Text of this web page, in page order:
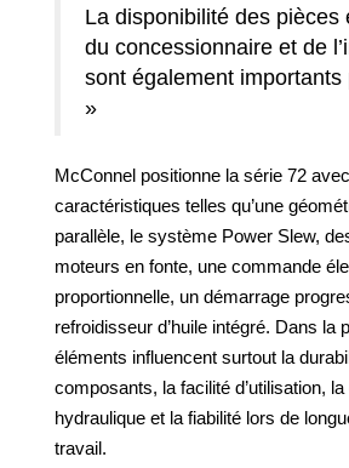
La disponibilité des pièces
du concessionnaire et de
sont également importants
»
McConnel positionne la série 72
caractéristiques telles qu’une
parallèle, le système Power Slew,
moteurs en fonte, une commande
proportionnelle, un démarrage
refroidisseur d’huile intégré. Dans la
éléments influencent surtout la
composants, la facilité d’utilisation,
hydraulique et la fiabilité lors de
travail.